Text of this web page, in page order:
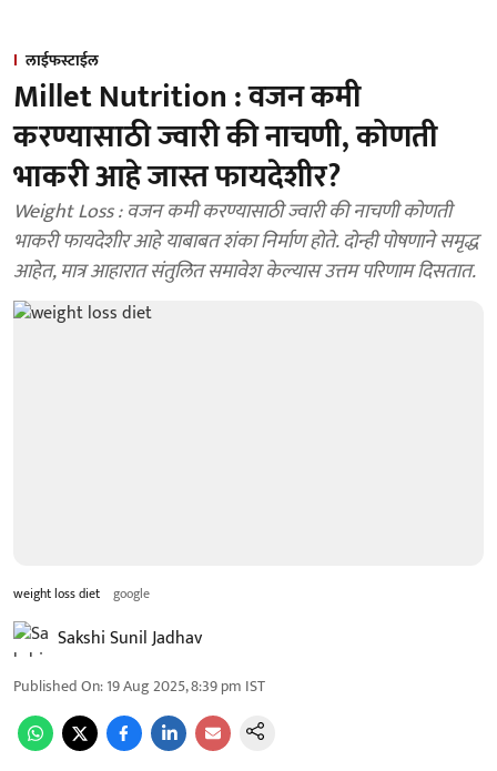
लाईफस्टाईल
Millet Nutrition : वजन कमी
करण्यासाठी ज्वारी की नाचणी, कोणती
भाकरी आहे जास्त फायदेशीर?
Weight Loss : वजन कमी करण्यासाठी ज्वारी की नाचणी कोणती
भाकरी फायदेशीर आहे याबाबत शंका निर्माण होते. दोन्ही पोषणाने समृद्ध
आहेत, मात्र आहारात संतुलित समावेश केल्यास उत्तम परिणाम दिसतात.
weight loss diet google
Sakshi Sunil Jadhav
Published On:19 Aug 2025, 8:39 pm IST